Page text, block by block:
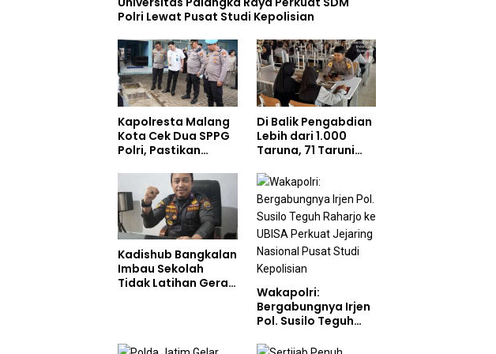
Polri Lewat Pusat Studi Kepolisian
Kapolresta Malang
Kota Cek Dua SPPG
Polri, Pastikan
Gizi dan
Pengelolaan Limbah
Berjalan Optimal
Di Balik Pengabdian
Lebih dari 1.000
Taruna, 71 Taruni
Pembentukan
Karakter Siswa
Sekolah Rakyat
Kadishub Bangkalan
Imbau Sekolah
Tidak Latihan Gerak
Wakapolri:
Bergabungnya Irjen
Pol. Susilo Teguh
Perkuat Jejaring